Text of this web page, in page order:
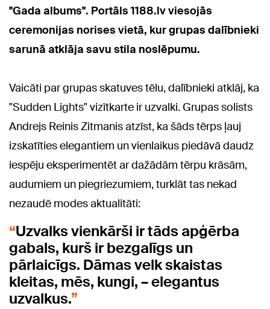
"Gada albums". Portāls 1188.lv viesojās
ceremonijas norises vietā, kur grupas dalībnieki
sarunā atklāja savu stila noslēpumu.
Vaicāti par grupas skatuves tēlu, dalībnieki atklāj, ka
"Sudden Lights" vizītkarte iruzvalki. Grupas solists
Andrejs Reinis Zitmanis atzīst, ka šāds tērps ļauj
izskatīties elegantiem un vienlaikus piedāvā daudz
iespēju eksperimentēt ar dažādām tērpu krāsām,
audumiem un piegriezumiem, turklāt tas nekad
nezaudē modes aktualitāti:
Uzvalks vienkārši ir tāds apģērba
gabals, kurš ir bezgalīgs un
pārlaicīgs. Dāmas velk skaistas
kleitas, mēs, kungi, – elegantus
uzvalkus.